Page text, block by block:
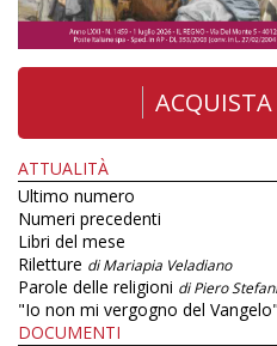
ACQUISTA
ATTUALITÀ
Ultimo numero
Numeri precedenti
Libri del mese
Riletture di Mariapia Veladiano
Parole delle religioni di Piero Stefani
"Io non mi vergogno del Vangelo"
DOCUMENTI